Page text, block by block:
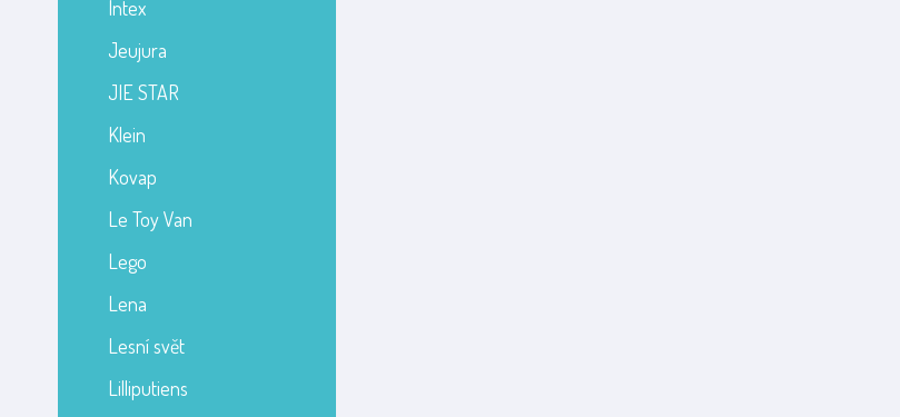
Intex
Jeujura
JIE STAR
Klein
Kovap
Le Toy Van
Lego
Lena
Lesní svět
Lilliputiens